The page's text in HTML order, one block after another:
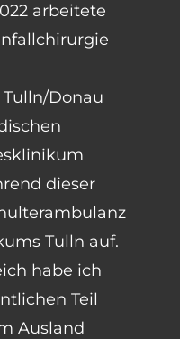
arbeitete
Donau
dieser
Tulln auf.
habe ich
Teil
Ausland